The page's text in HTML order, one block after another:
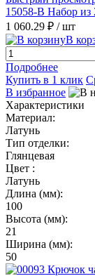
15058-B Набор
1 060.29 ₽ / шт
В
Подробнее
Купить в 1 клик
В избранное
Характеристики
Материал:
Латунь
Тип отделки:
Глянцевая
Цвет :
Латунь
Длина (мм):
100
Высота (мм):
21
Ширина (мм):
50